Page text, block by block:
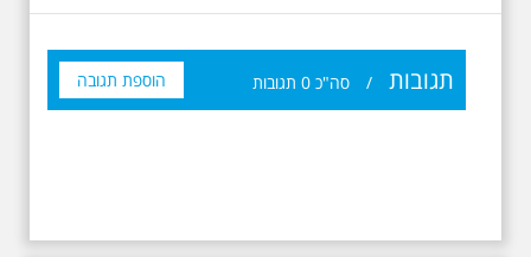
תגובות / סה"כ 0 תגובות הוספת תגובה